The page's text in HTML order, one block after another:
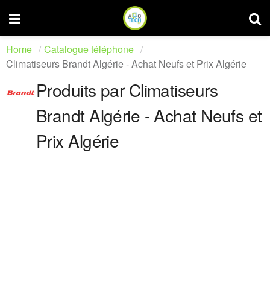
Home
Catalogue téléphone
Climatiseurs Brandt Algérie - Achat Neufs et Prix Algérie
Produits par Climatiseurs
Brandt Algérie - Achat Neufs et
Prix Algérie